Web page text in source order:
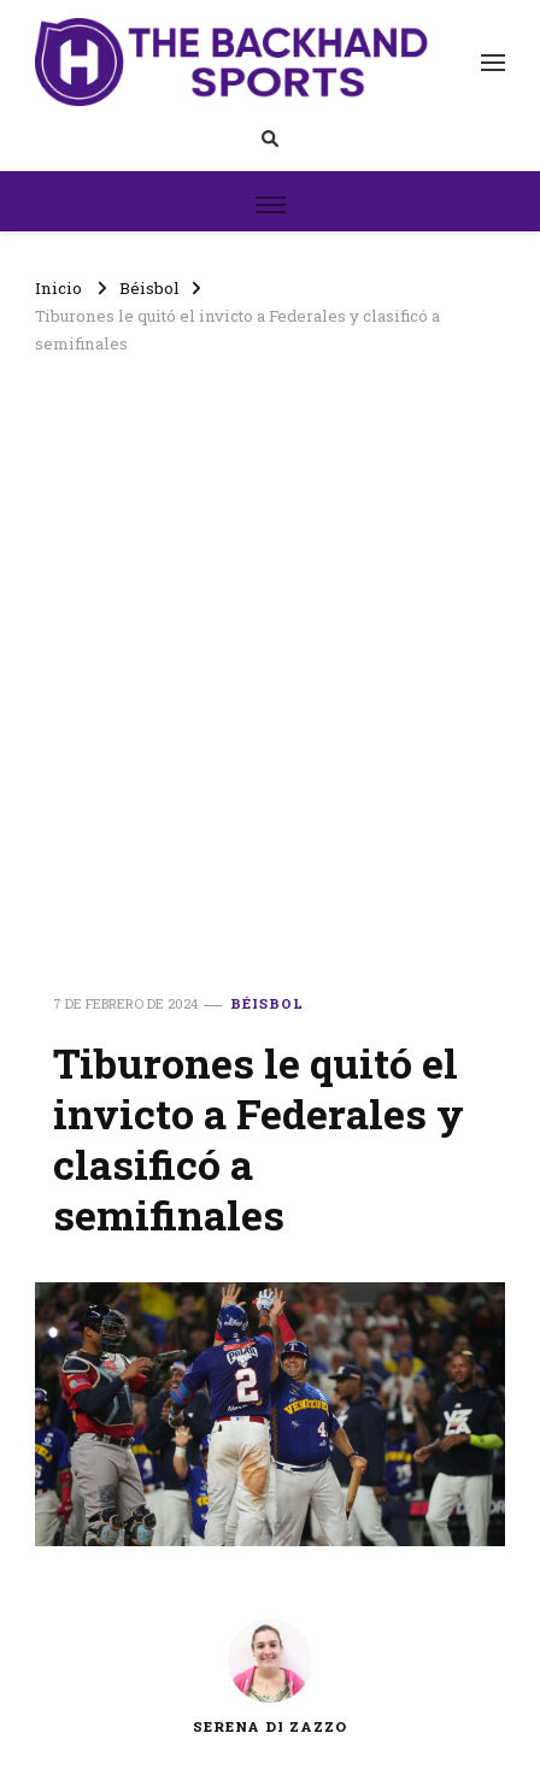
The Backhand Sports
Inicio
Béisbol
Tiburones le quitó el invicto a Federales y clasificó a
semifinales
7 DE FEBRERO DE 2024 BÉISBOL
Tiburones le quitó el
invicto a Federales y
clasificó a
semifinales
SERENA DI ZAZZO